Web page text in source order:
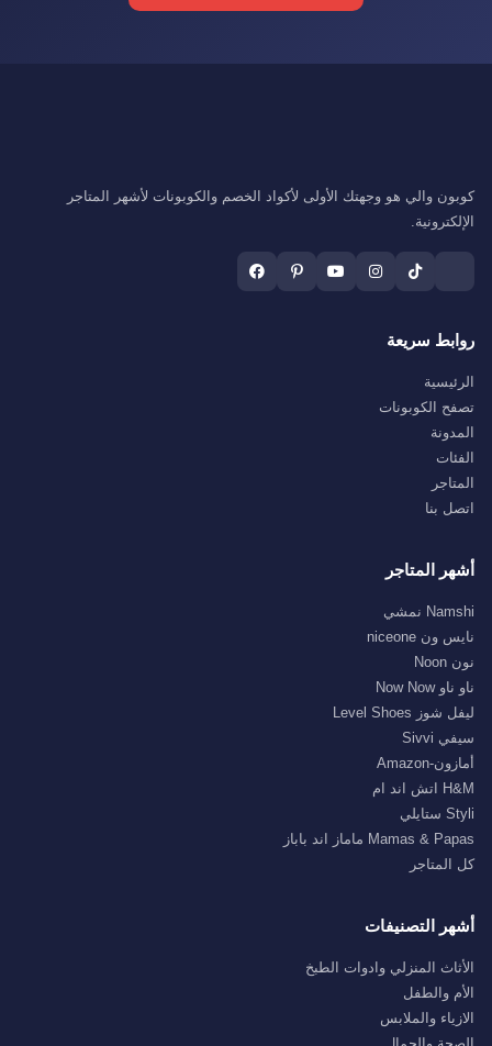
كوبون والي هو وجهتك الأولى لأكواد الخصم والكوبونات لأشهر المتاجر
الإلكترونية.
روابط سريعة
الرئيسية
تصفح الكوبونات
المدونة
الفئات
المتاجر
اتصل بنا
أشهر المتاجر
Namshi نمشي
نايس ون niceone
نون Noon
ناو ناو Now Now
ليفل شوز Level Shoes
سيفي Sivvi
أمازون-Amazon
H&M اتش اند ام
Styli ستايلي
Mamas & Papas ماماز اند باباز
كل المتاجر
أشهر التصنيفات
الأثاث المنزلي وادوات الطبخ
الأم والطفل
الازياء والملابس